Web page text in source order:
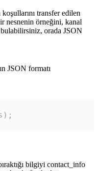
transfer edilen
nesnenin örneğini, kanal
orada JSON
JSON formatı
bilgiyi contact_info